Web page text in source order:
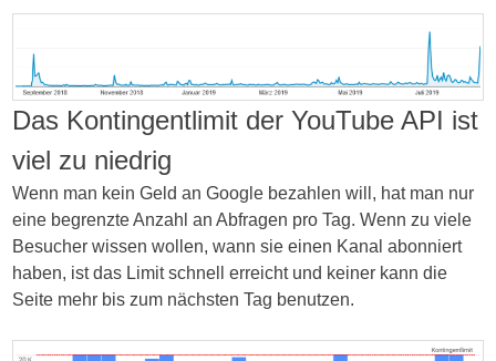
drug
of
tablets
and
also
containing
their
technique.
These
are
deeply
Das Kontingentlimit der YouTube API ist
viel zu niedrig
Wenn man kein Geld an Google bezahlen will, hat man nur
eine begrenzte Anzahl an Abfragen pro Tag. Wenn zu viele
Besucher wissen wollen, wann sie einen Kanal abonniert
haben, ist das Limit schnell erreicht und keiner kann die
Seite mehr bis zum nächsten Tag benutzen.